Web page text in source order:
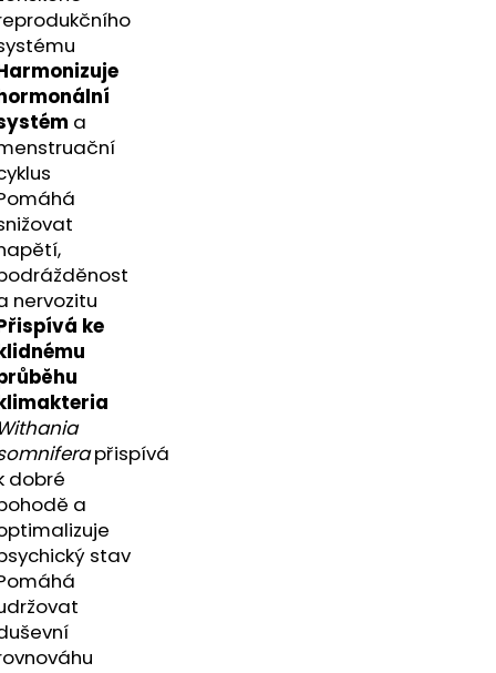
a
nervozitu
ke
Withania
přispívá
dobré
a
stav
- ZAHRA ARABIA -